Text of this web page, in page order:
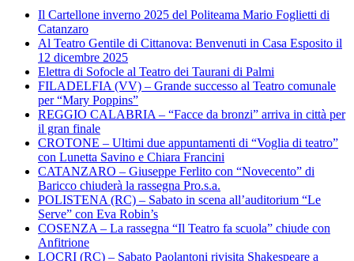
Il Cartellone inverno 2025 del Politeama Mario Foglietti di
Catanzaro
Al Teatro Gentile di Cittanova: Benvenuti in Casa Esposito il
12 dicembre 2025
Elettra di Sofocle al Teatro dei Taurani di Palmi
FILADELFIA (VV) – Grande successo al Teatro comunale
per “Mary Poppins”
REGGIO CALABRIA – “Facce da bronzi” arriva in città per
il gran finale
CROTONE – Ultimi due appuntamenti di “Voglia di teatro”
con Lunetta Savino e Chiara Francini
CATANZARO – Giuseppe Ferlito con “Novecento” di
Baricco chiuderà la rassegna Pro.s.a.
POLISTENA (RC) – Sabato in scena all’auditorium “Le
Serve” con Eva Robin’s
COSENZA – La rassegna “Il Teatro fa scuola” chiude con
Anfitrione
LOCRI (RC) – Sabato Paolantoni rivisita Shakespeare a